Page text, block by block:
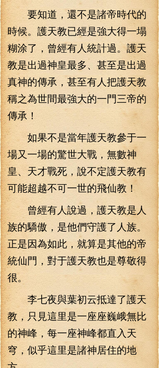
要知道，還不是諸帝時代的
時候。護天教已經是強大得一塌
糊涂了，曾經有人統計過。護天
教是出過神皇最多、甚至是出過
真神的傳承，甚至有人把護天教
稱之為世間最強大的一門三帝的
傳承！
如果不是當年護天教參于一
場又一場的驚世大戰，無數神
皇、天才戰死，說不定護天教有
可能超越不可一世的飛仙教！
曾經有人說過，護天教是人
族的驕傲，是他們守護了人族。
正是因為如此，就算是其他的帝
統仙門，對于護天教也是尊敬得
很。
李七夜與葉初云抵達了護天
教，只見這里是一座座巍峨無比
的神峰，每一座神峰都直入天
穹，似乎這里是諸神居住的地